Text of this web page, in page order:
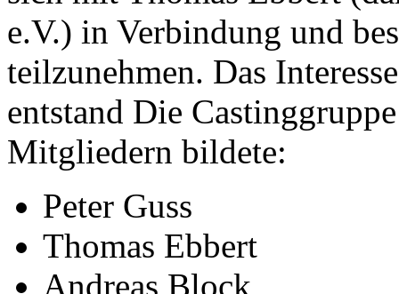
e.V.) in Verbindung und
teilzunehmen. Das
entstand Die
Mitgliedern bildete:
Peter Guss
Thomas Ebbert
Andreas Block